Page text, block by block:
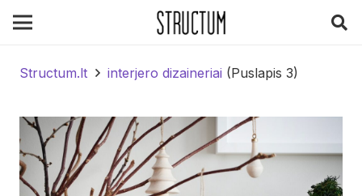
Structum.lt interjero dizaineriai (Puslapis 3)